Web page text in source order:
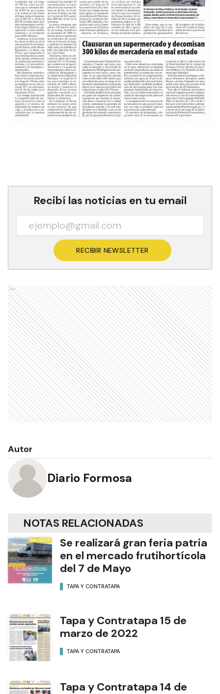
Recibí las noticias en tu email
RECIBIR NEWSLETTER
Ads
Autor
Diario Formosa
NOTAS RELACIONADAS
Se realizará gran feria patria
en el mercado frutihortícola
del 7 de Mayo
TAPA Y CONTRATAPA
Tapa y Contratapa 15 de
marzo de 2022
TAPA Y CONTRATAPA
Tapa y Contratapa 14 de